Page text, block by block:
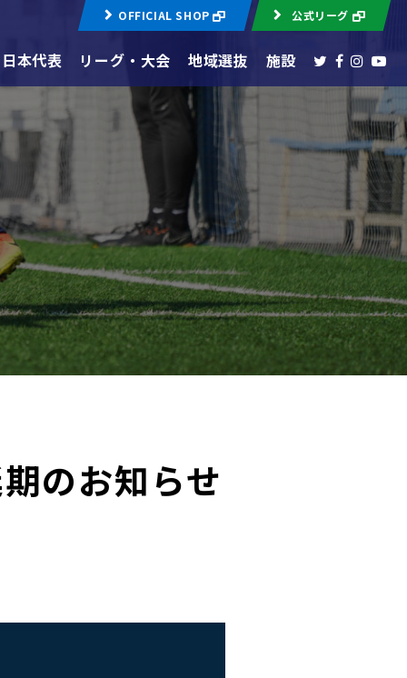
OFFICIAL SHOP 公式リーグ
日本代表 リーグ・大会 地域選抜 施設
のお知らせ